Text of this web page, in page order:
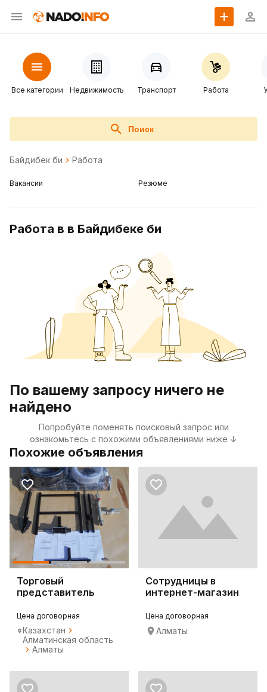
Все категории Недвижимость Транспорт Работа
Поиск
Байдибек би Работа
Вакансии Резюме
Работа в в Байдибеке би
По вашему запросу ничего не
найдено
Попробуйте поменять поисковый запрос или
ознакомьтесь с похожими объявлениями ниже ↓
Похожие объявления
Торговый
представитель
Цена договорная
Казахстан
Алматинская область
Алматы
Сотрудницы в
интернет-магазин
Цена договорная
Алматы